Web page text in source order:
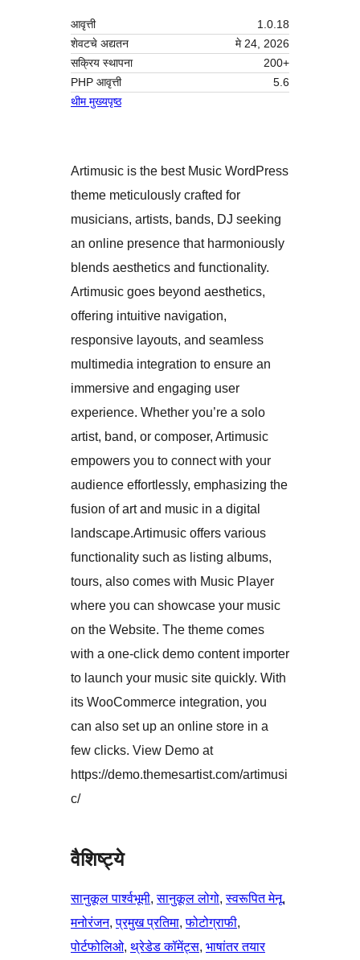
आवृत्ती
1.0.18
शेवटचे अद्यतन
मे 24, 2026
सक्रिय स्थापना
200+
PHP आवृत्ती
5.6
थीम मुख्यपृष्ठ
Artimusic is the best Music WordPress
theme meticulously crafted for
musicians, artists, bands, DJ seeking
an online presence that harmoniously
blends aesthetics and functionality.
Artimusic goes beyond aesthetics,
offering intuitive navigation,
responsive layouts, and seamless
multimedia integration to ensure an
immersive and engaging user
experience. Whether you’re a solo
artist, band, or composer, Artimusic
empowers you to connect with your
audience effortlessly, emphasizing the
fusion of art and music in a digital
landscape.Artimusic offers various
functionality such as listing albums,
tours, also comes with Music Player
where you can showcase your music
on the Website. The theme comes
with a one-click demo content importer
to launch your music site quickly. With
its WooCommerce integration, you
can also set up an online store in a
few clicks. View Demo at
https://demo.themesartist.com/artimusi
c/
वैशिष्ट्ये
सानुकूल पार्श्वभूमी, सानुकूल लोगो, स्वरूपित मेनू
मनोरंजन, प्रमुख प्रतिमा, फोटोग्राफी
पोर्टफोलिओ, थ्रेडेड कॉमेंट्स, भाषांतर तयार